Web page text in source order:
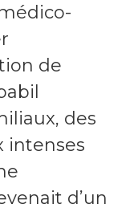
de
des
intenses
d’un